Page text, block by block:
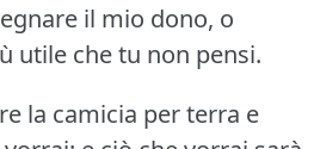
il mio dono, o
utile che tu non pensi.
la camicia per terra e